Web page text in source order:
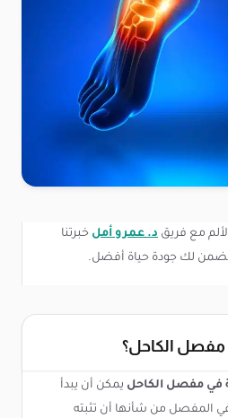
مع فريق د. عمرو أمل خبرتنا
تضمن لك جودة حياة أفضل.
مفصل الكاحل؟
في مفصل الكاحل يمكن أن يبدأ
المفصل من شأنها أن تثبته